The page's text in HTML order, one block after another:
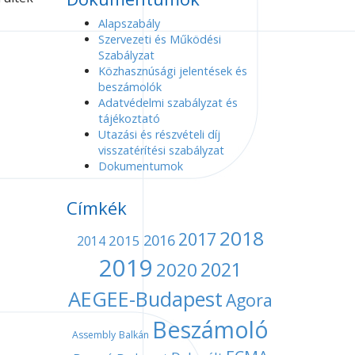
Alapszabály
Szervezeti és Működési
Szabályzat
Közhasznúsági jelentések és
beszámolók
Adatvédelmi szabályzat és
tájékoztató
Utazási és részvételi díj
visszatérítési szabályzat
Dokumentumok
Címkék
2014 2015 2016 2017 2018
2019 20202021
AEGEE-BudapestAgora
Assembly Balkán Beszámoló